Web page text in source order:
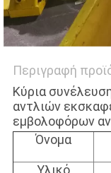
Περιγραφή
Κύρια
αντλιών
εμβολοφόρων
Όνομα